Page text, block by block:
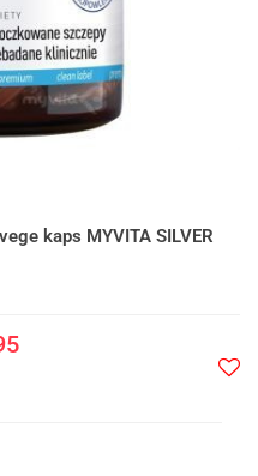
kaps MYVITA SILVER